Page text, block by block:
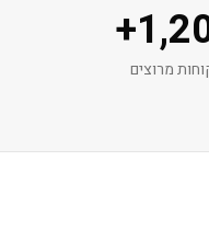
+
מרוצים